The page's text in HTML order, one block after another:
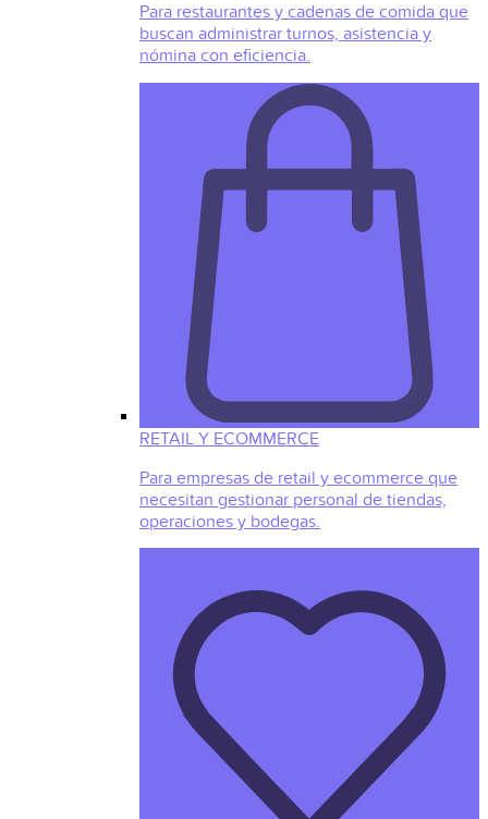
Para restaurantes y cadenas de comida que
buscan administrar turnos, asistencia y
nómina con eficiencia.
RETAIL Y ECOMMERCE
Para empresas de retail y ecommerce que
necesitan gestionar personal de tiendas,
operaciones y bodegas.